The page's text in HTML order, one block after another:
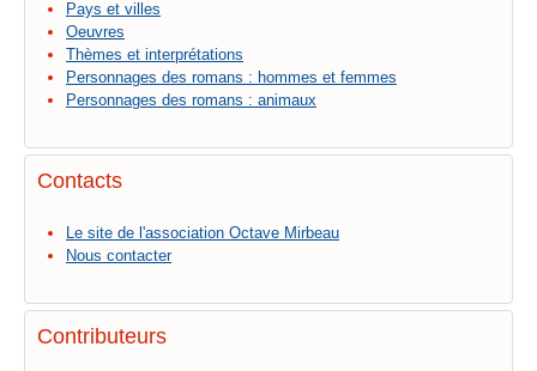
Pays et villes
Oeuvres
Thèmes et interprétations
Personnages des romans : hommes et femmes
Personnages des romans : animaux
Contacts
Le site de l'association Octave Mirbeau
Nous contacter
Contributeurs